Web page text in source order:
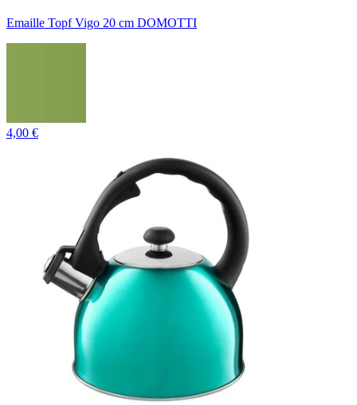
Emaille Topf Vigo 20 cm DOMOTTI
4,00 €